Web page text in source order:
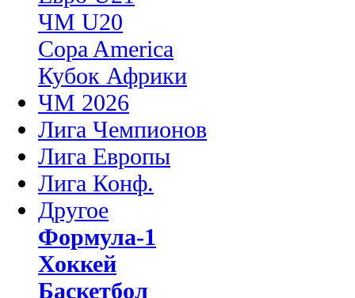
ЧМ U20
Copa America
Кубок Африки
ЧМ 2026
Лига Чемпионов
Лига Европы
Лига Конф.
Другое
Формула-1
Хоккей
Баскетбол